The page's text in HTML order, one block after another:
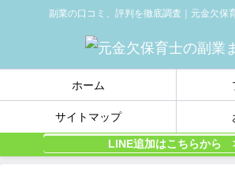
副業の口コミ、評判を徹底調査｜元金欠保
ホーム
サイトマップ
LINE追加はこちらから